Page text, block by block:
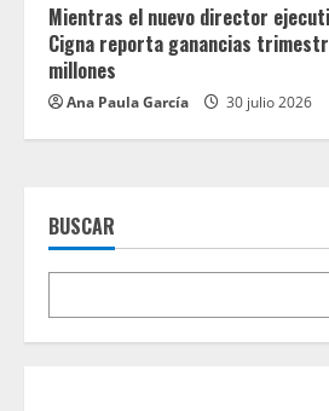
Mientras el nuevo director
Cigna reporta ganancias
millones
Ana Paula García 30 julio 2026
BUSCAR